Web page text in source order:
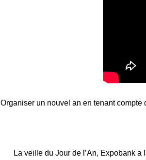
Organiser un nouvel an en tenant
La veille du Jour de l’An, Expobank